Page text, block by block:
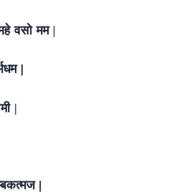
वसो मम|
|
|
|